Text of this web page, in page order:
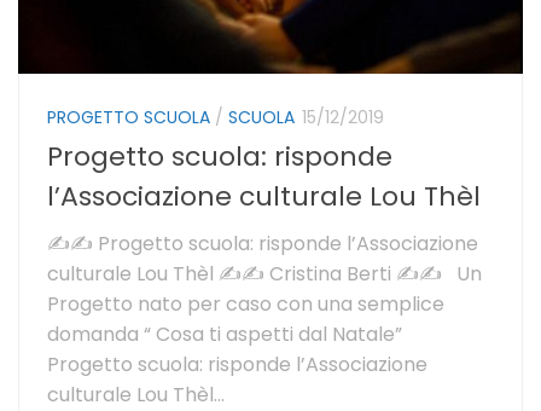
PROGETTO SCUOLA / SCUOLA 15/12/2019
Progetto scuola: risponde
l’Associazione culturale Lou Thèl
✍✍ Progetto scuola: risponde l’Associazione
culturale Lou Thèl ✍✍ Cristina Berti ✍✍ Un
Progetto nato per caso con una semplice
domanda “ Cosa ti aspetti dal Natale”
Progetto scuola: risponde l’Associazione
culturale Lou Thèl...